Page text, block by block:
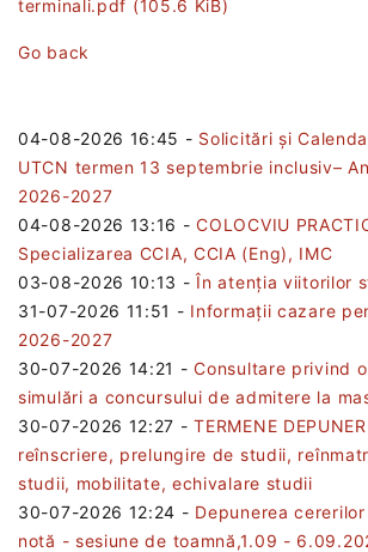
terminali.pdf (105.6 KiB)
Go back
04-08-2026 16:45 - Solicitări și
UTCN termen 13 septembrie inclusiv–
2026-2027
04-08-2026 13:16 -COLOCVIU
Specializarea CCIA, CCIA (Eng), IMC
03-08-2026 10:13 -În atenția viitorilor
31-07-2026 11:51 - Informații cazare
2026-2027
30-07-2026 14:21 -Consultare privind
simulări a concursului de admitere la
30-07-2026 12:27 -TERMENE
reînscriere, prelungire de studii,
studii, mobilitate, echivalare studii
30-07-2026 12:24 - Depunerea
notă - sesiune de toamnă,1.09 -